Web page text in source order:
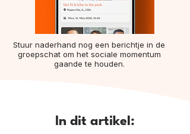
Stuur naderhand nog een berichtje in de
groepschat om het sociale momentum
gaande te houden.
In dit artikel: